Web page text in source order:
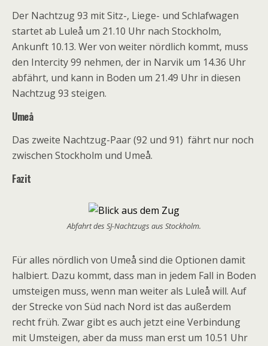
Der Nachtzug 93 mit Sitz-, Liege- und Schlafwagen
startet ab Luleå um 21.10 Uhr nach Stockholm,
Ankunft 10.13. Wer von weiter nördlich kommt, muss
den Intercity 99 nehmen, der in Narvik um 14.36 Uhr
abfährt, und kann in Boden um 21.49 Uhr in diesen
Nachtzug 93 steigen.
Umeå
Das zweite Nachtzug-Paar (92 und 91) fährt nur noch
zwischen Stockholm und Umeå.
Fazit
Abfahrt des SJ-Nachtzugs aus Stockholm.
Für alles nördlich von Umeå sind die Optionen damit
halbiert. Dazu kommt, dass man in jedem Fall in Boden
umsteigen muss, wenn man weiter als Luleå will. Auf
der Strecke von Süd nach Nord ist das außerdem
recht früh. Zwar gibt es auch jetzt eine Verbindung
mit Umsteigen, aber da muss man erst um 10.51 Uhr